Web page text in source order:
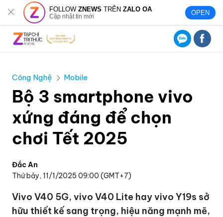
FOLLOWZNEWS TRÊNZALO OA
Cập nhật tin mới OPEN
Công Nghệ Mobile
Bộ 3 smartphone vivo
xứng đáng để chọn
chơi Tết 2025
Đắc An
Thứ bảy, 11/1/2025 09:00 (GMT+7)
Vivo V40 5G, vivo V40 Lite hay vivo Y19s sở
hữu thiết kế sang trọng, hiệu năng mạnh mẽ,